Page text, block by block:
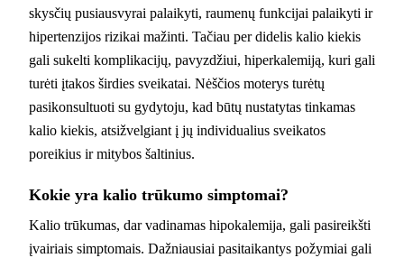
skysčių pusiausvyrai palaikyti, raumenų funkcijai palaikyti ir
hipertenzijos rizikai mažinti. Tačiau per didelis kalio kiekis
gali sukelti komplikacijų, pavyzdžiui, hiperkalemiją, kuri gali
turėti įtakos širdies sveikatai. Nėščios moterys turėtų
pasikonsultuoti su gydytoju, kad būtų nustatytas tinkamas
kalio kiekis, atsižvelgiant į jų individualius sveikatos
poreikius ir mitybos šaltinius.
Kokie yra kalio trūkumo simptomai?
Kalio trūkumas, dar vadinamas hipokalemija, gali pasireikšti
įvairiais simptomais. Dažniausiai pasitaikantys požymiai gali